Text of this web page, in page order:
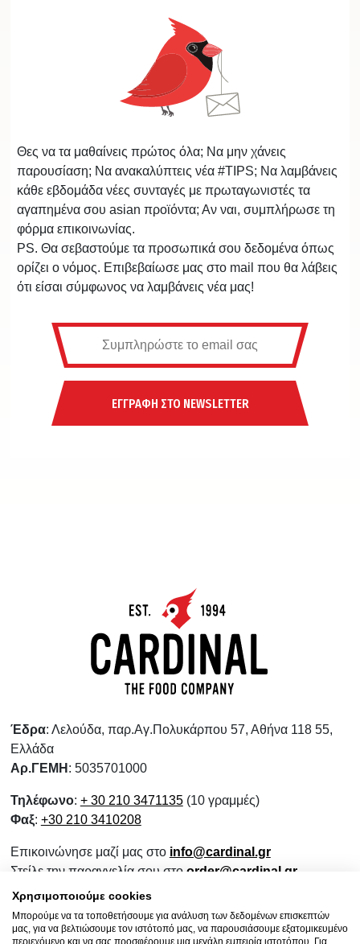
Θες να τα μαθαίνεις πρώτος όλα; Να μην χάνεις
παρουσίαση; Να ανακαλύπτεις νέα #TIPS; Να λαμβάνεις
κάθε εβδομάδα νέες συνταγές με πρωταγωνιστές τα
αγαπημένα σου asian προϊόντα; Αν ναι, συμπλήρωσε τη
φόρμα επικοινωνίας.
PS. Θα σεβαστούμε τα προσωπικά σου δεδομένα όπως
ορίζει ο νόμος. Επιβεβαίωσε μας στο mail που θα λάβεις
ότι είσαι σύμφωνος να λαμβάνεις νέα μας!
ΕΓΓΡΑΦΗ ΣΤΟ NEWSLETTER
Έδρα: Λελούδα, παρ.Αγ.Πολυκάρπου 57, Αθήνα 118 55,
Ελλάδα
Αρ.ΓΕΜΗ : 5035701000
Τηλέφωνο: + 30 210 3471135(10 γραμμές)
Φαξ: +30 210 3410208
Επικοινώνησε μαζί μας στο info@cardinal.gr
Στείλε την παραγγελία σου στο order@cardinal.gr
Για αγορές λιανικής
www.wokshop.gr
Όροι Χρήσης
Χρησιμοποιούμε cookies
Μπορούμε να τα τοποθετήσουμε για ανάλυση των δεδομένων επισκεπτών
μας, για να βελτιώσουμε τον ιστότοπό μας, να παρουσιάσουμε εξατομικευμένο
περιεχόμενο και να σας προσφέρουμε μια μεγάλη εμπειρία ιστοτόπου. Για